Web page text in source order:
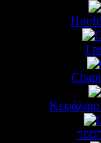
I
Κεφάλαιο